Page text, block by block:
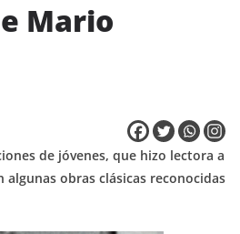
Mario
de jóvenes, que hizo lectora a
obras clásicas reconocidas